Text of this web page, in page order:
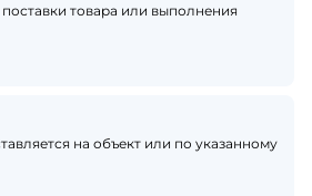
товара или выполнения
на объект или по указанному